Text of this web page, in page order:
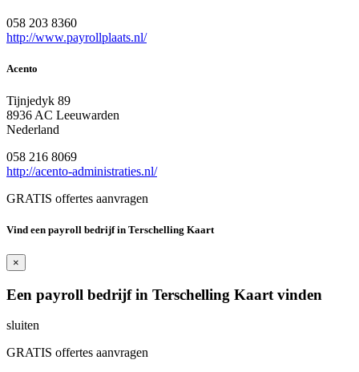
058 203 8360
http://www.payrollplaats.nl/
Acento
Tijnjedyk 89
8936 AC Leeuwarden
Nederland
058 216 8069
http://acento-administraties.nl/
GRATIS offertes aanvragen
Vind een payroll bedrijf in Terschelling Kaart
×
Een payroll bedrijf in Terschelling Kaart vinden
sluiten
GRATIS offertes aanvragen